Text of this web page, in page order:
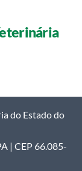
do Estado do
| CEP 66.085-